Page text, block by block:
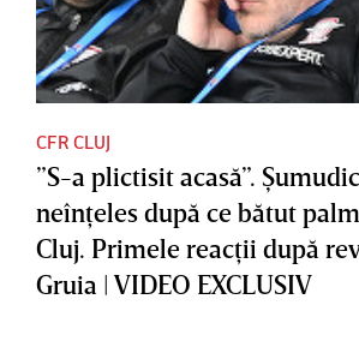
CFR CLUJ
”S-a plictisit acasă”.
neînţeles după ce bătut
Cluj. Primele reacţii după
Gruia | VIDEO EXCLUSIV